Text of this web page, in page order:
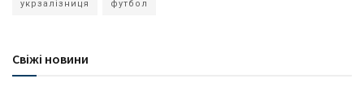
укрзалізниця футбол
Свіжі новини